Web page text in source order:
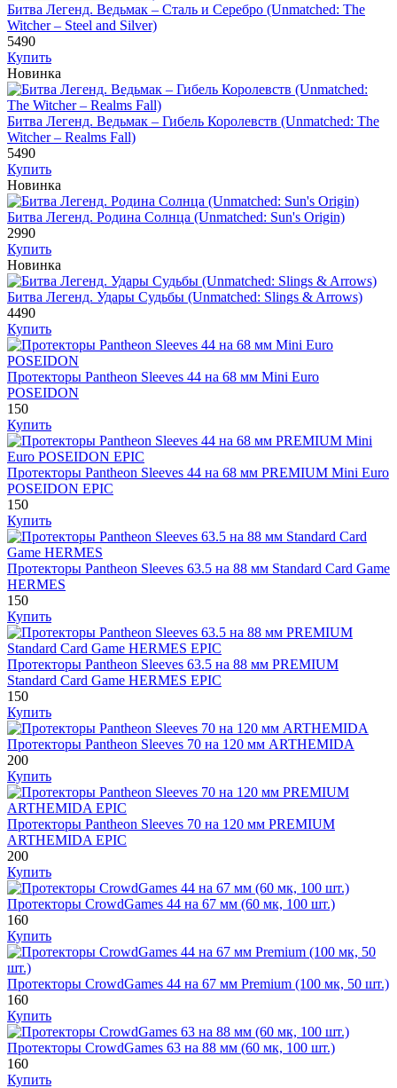
Битва Легенд. Ведьмак – Сталь и Серебро (Unmatched: The
Witcher – Steel and Silver)
5490
Купить
Новинка
Битва Легенд. Ведьмак – Гибель Королевств (Unmatched: The
Witcher – Realms Fall)
5490
Купить
Новинка
Битва Легенд. Родина Солнца (Unmatched: Sun's Origin)
2990
Купить
Новинка
Битва Легенд. Удары Судьбы (Unmatched: Slings & Arrows)
4490
Купить
Протекторы Pantheon Sleeves 44 на 68 мм Mini Euro
POSEIDON
150
Купить
Протекторы Pantheon Sleeves 44 на 68 мм PREMIUM Mini Euro
POSEIDON EPIC
150
Купить
Протекторы Pantheon Sleeves 63.5 на 88 мм Standard Card Game
HERMES
150
Купить
Протекторы Pantheon Sleeves 63.5 на 88 мм PREMIUM
Standard Card Game HERMES EPIC
150
Купить
Протекторы Pantheon Sleeves 70 на 120 мм ARTHEMIDA
200
Купить
Протекторы Pantheon Sleeves 70 на 120 мм PREMIUM
ARTHEMIDA EPIC
200
Купить
Протекторы CrowdGames 44 на 67 мм (60 мк, 100 шт.)
160
Купить
Протекторы CrowdGames 44 на 67 мм Premium (100 мк, 50 шт.)
160
Купить
Протекторы CrowdGames 63 на 88 мм (60 мк, 100 шт.)
160
Купить